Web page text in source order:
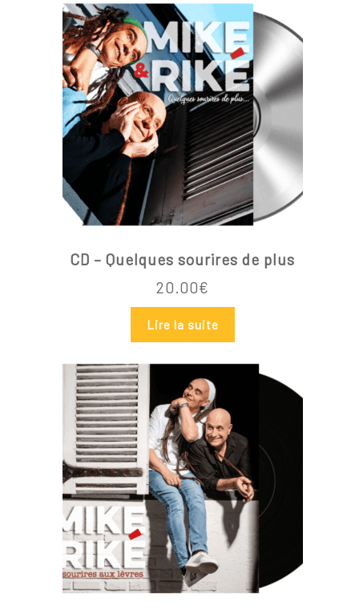
Votre panier est vide.
Go To Shop
CD – Quelques sourires de plus
20.00€
Lire la suite